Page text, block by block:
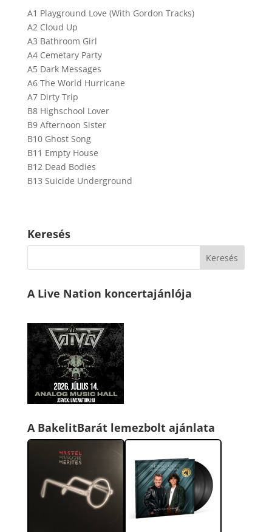
A1 Playground Love (With Gordon Tracks)
A2 Cloud Up
A3 Bathroom Girl
A4 Cemetary Party
A5 Dark Messages
A6 The World Hurricane
A7 Dirty Trip
B8 Highschool Lover
B9 Afternoon Sister
B10 Ghost Song
B11 Empty House
B12 Dead Bodies
B13 Suicide Underground
Keresés
A Live Nation koncertajánlója
A BakelitBarát lemezbolt ajánlata